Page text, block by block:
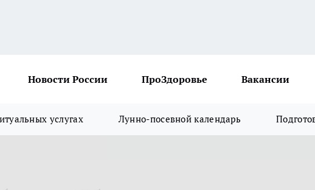
Новости России ПроЗдоровье Вакансии
услугах Лунно-посевной календарь